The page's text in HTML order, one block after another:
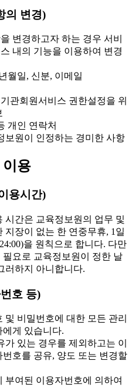
의 변경)
변경하고자 하는 경우 서비
내의 기능을 이용하여 변경
월일, 신분, 이메일
관회원서비스 권한설정을 위
개인 연락처
원이 인정하는 경미한 사항
이용
용시간)
시간은 교육정보원의 업무 및
지장이 없는 한 연중무휴, 1일
을 원칙으로 합니다. 다만
필요로 교육정보원이 정한 날
러하지 아니합니다.
호 등)
비밀번호에 대한 모든 관리
게 있습니다.
있는 경우를 제외하고는 이
번호를 공유, 양도 또는 변경할
여된 이용자번호에 의하여